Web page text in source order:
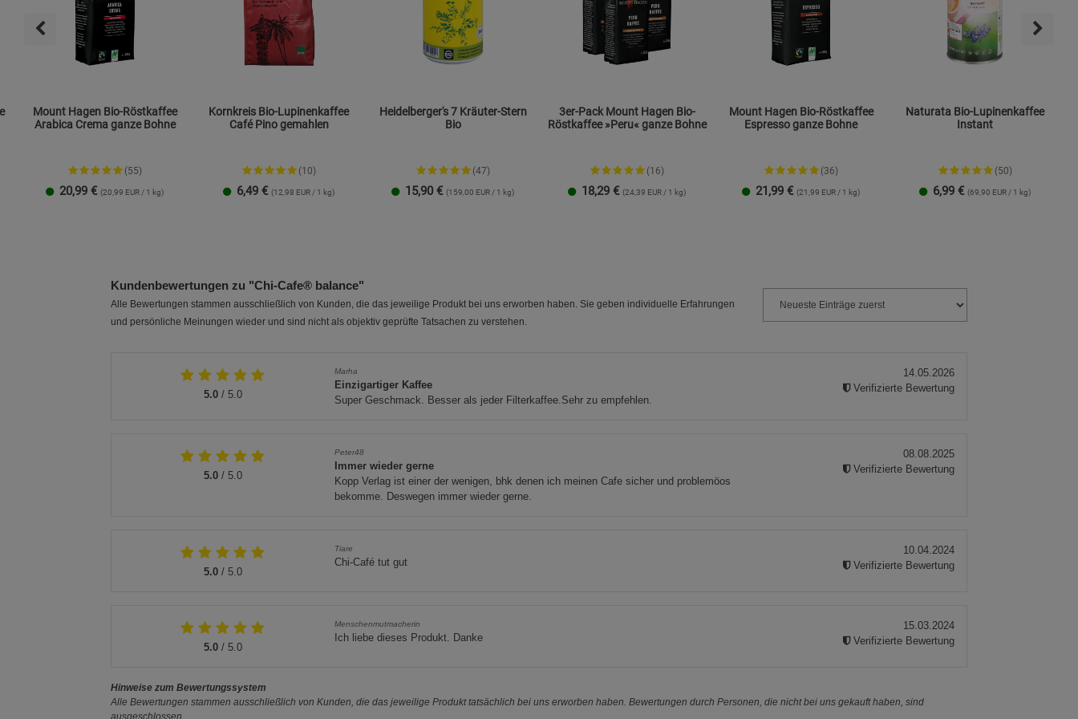
Mount Hagen Bio-Röstkaffee
Arabica Crema ganze Bohne
(55)
20,99 € (20,99 EUR / 1 kg)
Kornkreis Bio-Lupinenkaffee
Café Pino gemahlen
(10)
6,49 € (12,98 EUR / 1 kg)
Heidelberger's 7 Kräuter-Stern
Bio
(47)
15,90 € (159,00 EUR / 1 kg)
3er-Pack Mount Hagen Bio-
Röstkaffee »Peru« ganze Bohne
(16)
18,29 € (24,39 EUR / 1 kg)
Mount Hagen Bio-Röstkaffee
Espresso ganze Bohne
(36)
21,99 € (21,99 EUR / 1 kg)
Naturata Bio-Lupinenkaffee
Instant
(50)
6,99 € (69,90 EUR / 1 kg)
Kundenbewertungen zu "Chi-Cafe® balance"
Alle Bewertungen stammen ausschließlich von Kunden, die das jeweilige Produkt bei uns erworben haben. Sie geben individuelle Erfahrungen
und persönliche Meinungen wieder und sind nicht als objektiv geprüfte Tatsachen zu verstehen.
5.0/ 5.0
Marha
Einzigartiger Kaffee
Super Geschmack. Besser als jeder Filterkaffee.Sehr zu empfehlen.
14.05.2026
Verifizierte Bewertung
5.0/ 5.0
Peter48
Immer wieder gerne
Kopp Verlag ist einer der wenigen, bhk denen ich meinen Cafe sicher und problemöos
bekomme. Deswegen immer wieder gerne.
08.08.2025
Verifizierte Bewertung
5.0/ 5.0
Tiare
Chi-Café tut gut
10.04.2024
Verifizierte Bewertung
5.0/ 5.0
Menschenmutmacherin
Ich liebe dieses Produkt. Danke
15.03.2024
Verifizierte Bewertung
Hinweise zum Bewertungssystem
Alle Bewertungen stammen ausschließlich von Kunden, die das jeweilige Produkt tatsächlich bei uns erworben haben. Bewertungen durch Personen, die nicht bei uns gekauft haben, sind